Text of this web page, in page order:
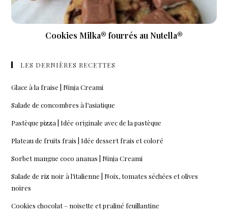
Cookies Milka® fourrés au Nutella®
LES DERNIÈRES RECETTES
Glace à la fraise | Ninja Creami
Salade de concombres à l’asiatique
Pastèque pizza | Idée originale avec de la pastèque
Plateau de fruits frais | Idée dessert frais et coloré
Sorbet mangue coco ananas | Ninja Creami
Salade de riz noir à l’italienne | Noix, tomates séchées et olives
noires
Cookies chocolat – noisette et praliné feuillantine